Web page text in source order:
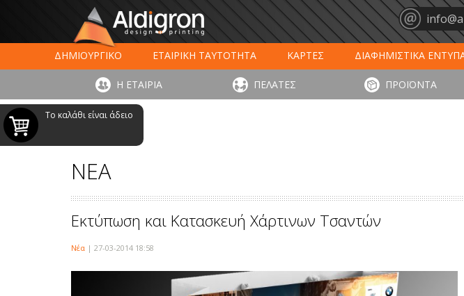
ΔΗΜΙΟΥΡΓΙΚΟ ΕΤΑΙΡΙΚΗ ΤΑΥΤΟΤΗΤΑ ΚΑΡΤΕΣ ΔΙΑΦΗΜΙΣΤΙΚΑ
ΕΚΤΥΠΩΣΗ ΣΥΣΚΕΥΑΣΙΑΣ
LARGE FORMAT ΕΚΤΥΠΩΣΕΙΣ ΞΕΝΟΔΟΧΕΙΑ - ΕΣΤΙΑΣΗ
Η ΕΤΑΙΡΙΑ ΠΕΛΑΤΕΣ ΠΡΟΪΟΝΤΑ
Το καλάθι είναι άδειο
ΝΕΑ
Εκτύπωση και Κατασκευή Χάρτινων Τσαντών
Νέα | 27-03-2014 18:58